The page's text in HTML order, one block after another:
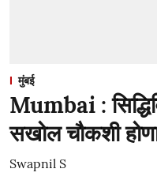
मुंबई
Mumbai :
सखोल चौकशी
Swapnil S